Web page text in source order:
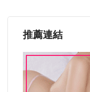
推薦連結